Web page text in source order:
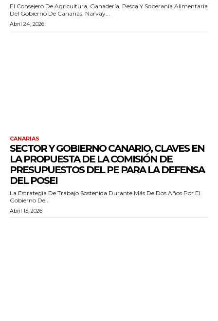
El Consejero De Agricultura, Ganadería, Pesca Y Soberanía Alimentaria
Del Gobierno De Canarias, Narvay...
Abril 24, 2026
CANARIAS
SECTOR Y GOBIERNO CANARIO, CLAVES EN
LA PROPUESTA DE LA COMISIÓN DE
PRESUPUESTOS DEL PE PARA LA DEFENSA
DEL POSEI
La Estrategia De Trabajo Sostenida Durante Más De Dos Años Por El
Gobierno De...
Abril 15, 2026